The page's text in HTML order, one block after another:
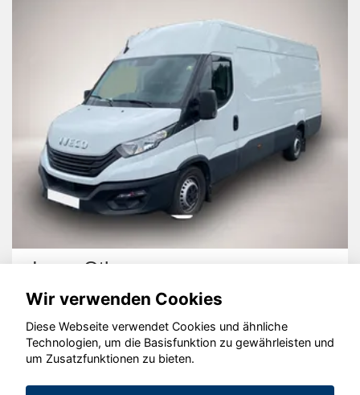
Iveco Other
© konjunkturmotor.de GmbH 2020 - 2026
Wir verwenden Cookies
Diese Webseite verwendet Cookies und ähnliche
Technologien, um die Basisfunktion zu gewährleisten und
um Zusatzfunktionen zu bieten.